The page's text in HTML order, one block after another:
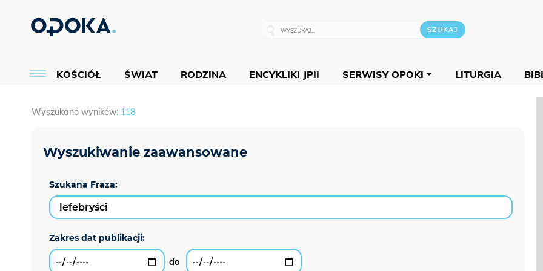
KOŚCIÓŁ ŚWIAT RODZINA ENCYKLIKI JPII SERWISY OPOKI LITURGIA
Wyszukano wyników: 118
Szukana Fraza: